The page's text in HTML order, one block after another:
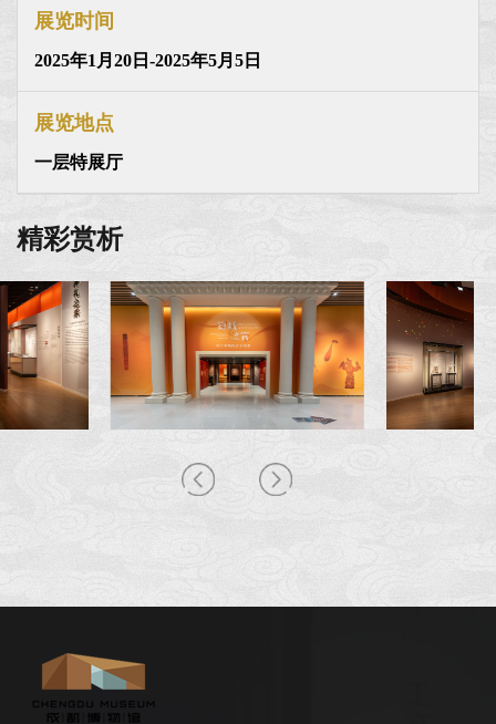
展览时间
2025年1月20日-2025年5月5日
展览地点
一层特展厅
精彩赏析